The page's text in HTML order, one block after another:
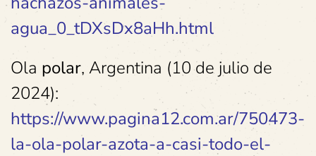
agua_0_tDXsDx8aHh.html
Ola polar, Argentina (10 de julio de
2024):
https://www.pagina12.com.ar/750473-
la-ola-polar-azota-a-casi-todo-el-